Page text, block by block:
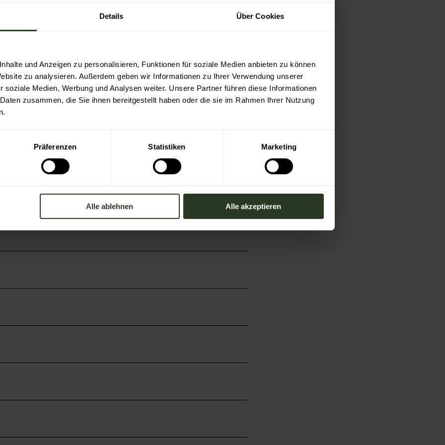
Details Über Cookies
und Anzeigen zu personalisieren, Funktionen für soziale Medien anbieten zu können
zu analysieren. Außerdem geben wir Informationen zu Ihrer Verwendung unserer
soziale Medien, Werbung und Analysen weiter. Unsere Partner führen diese Informationen
zusammen, die Sie ihnen bereitgestellt haben oder die sie im Rahmen Ihrer Nutzung
Präferenzen Statistiken Marketing
Alle ablehnen Alle akzeptieren
Bücherwurm, per Eventim oder per E-Mail: